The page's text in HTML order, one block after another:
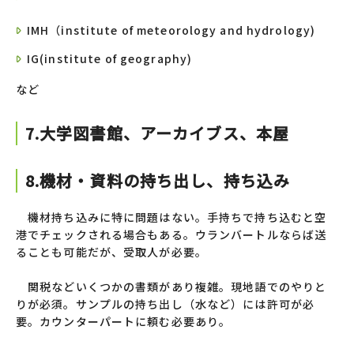
IMH（institute of meteorology and hydrology)
IG(institute of geography)
など
7.大学図書館、アーカイブス、本屋
8.機材・資料の持ち出し、持ち込み
機材持ち込みに特に問題はない。手持ちで持ち込むと空
港でチェックされる場合もある。ウランバートルならば送
ることも可能だが、受取人が必要。
関税などいくつかの書類があり複雑。現地語でのやりと
りが必須。サンプルの持ち出し（水など）には許可が必
要。カウンターパートに頼む必要あり。